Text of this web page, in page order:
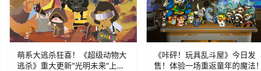
萌系大逃杀狂喜！《超级动物大
逃杀》重大更新“光明未来”上
《咔砰！玩具乱斗屋》今日发
售！体验一场重返童年的魔法